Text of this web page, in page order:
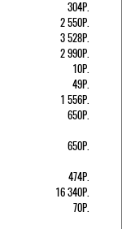
304Р.
2 550Р.
3 528Р.
2 990Р.
10Р.
49Р.
1 556Р.
650Р.
650Р.
474Р.
16 340Р.
70Р.